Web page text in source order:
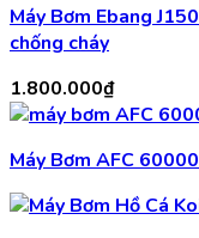
Máy Bơm Ebang
chống cháy
1.800.000₫
Máy Bơm AFC